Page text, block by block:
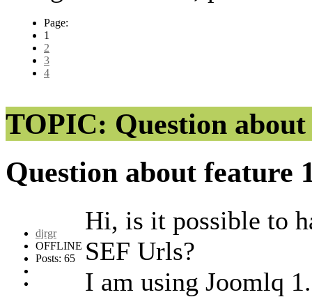
Page:
1
2
3
4
TOPIC: Question
Question about feature
djrgr
OFFLINE
Posts: 65
Hi, is it possible to
SEF Urls?
I am using Joomlq